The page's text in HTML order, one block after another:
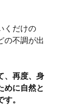
くだけの
の不調が出
、再度、身
めに自然と
。